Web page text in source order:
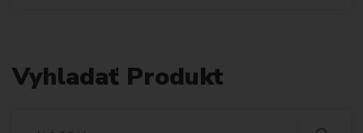
Vyhladať Produkt